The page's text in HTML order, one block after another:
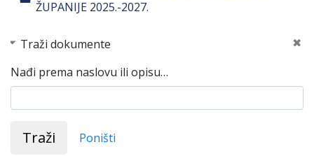
ŽUPANIJE 2025.-2027.
Traži dokumente
Nađi prema naslovu ili opisu…
Traži Poništi